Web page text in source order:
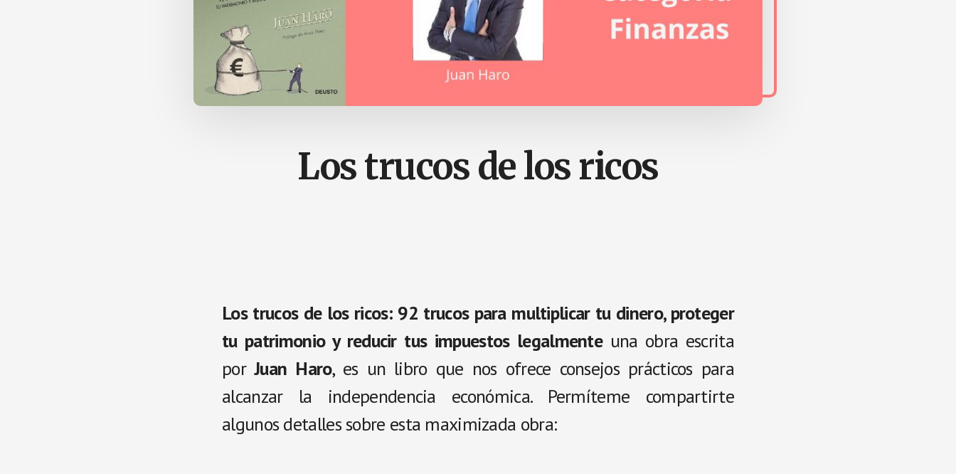
Los trucos de los ricos
Los trucos de los ricos: 92 trucos para multiplicar tu dinero, proteger
tu patrimonio y reducir tus impuestos legalmenteuna obra escrita
porJuan Haro, es un libro que nos ofrece consejos prácticos para
alcanzar la independencia económica. Permíteme compartirte
algunos detalles sobre esta maximizada obra: